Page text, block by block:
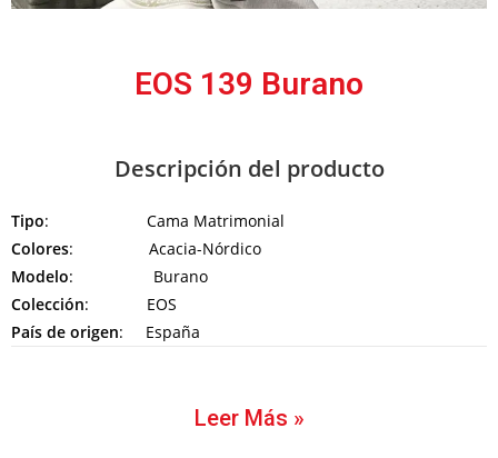
EOS 139 Burano
Descripción del producto
Tipo: Cama Matrimonial
Colores: Acacia-Nórdico
Modelo: Burano
Colección: EOS
País de origen: España
Leer Más »